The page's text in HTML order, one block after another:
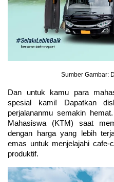
Sumber Gambar:
Dan untuk kamu para
spesial kami! Dapatkan
perjalananmu semakin
Mahasiswa (KTM) saat
dengan harga yang lebih
emas untuk menjelajahi
produktif.